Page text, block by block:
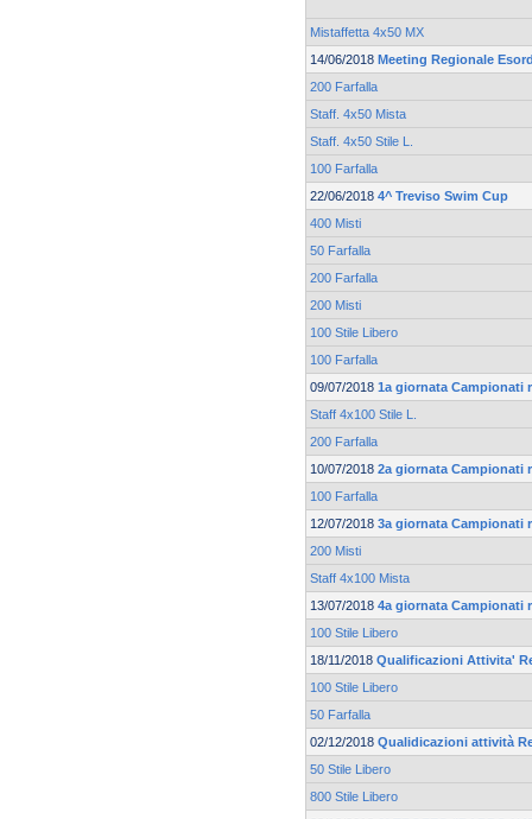
Mistaffetta 4x50 MX
14/06/2018 Meeting Regionale
200 Farfalla
Staff. 4x50 Mista
Staff. 4x50 Stile L.
100 Farfalla
22/06/2018 4^ Treviso Swim Cup
400 Misti
50 Farfalla
200 Farfalla
200 Misti
100 Stile Libero
100 Farfalla
09/07/2018 1a giornata Campionati
Staff 4x100 Stile L.
200 Farfalla
10/07/2018 2a giornata Campionati
100 Farfalla
12/07/2018 3a giornata Campionati
200 Misti
Staff 4x100 Mista
13/07/2018 4a giornata Campionati
100 Stile Libero
18/11/2018 Qualificazioni Attivita'
100 Stile Libero
50 Farfalla
02/12/2018 Qualidicazioni attività
50 Stile Libero
800 Stile Libero